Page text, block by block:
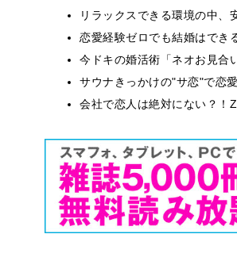
リラックスできる環境の中、
恋愛経験ゼロでも結婚はでき
今ドキの婚活術「ネオお見
サウナきっかけの"サ恋"で恋
会社で恋人は絶対にない？！